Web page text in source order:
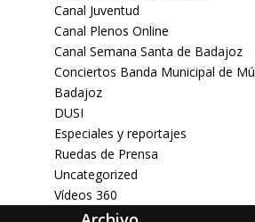
Canal Juventud
Canal Plenos Online
Canal Semana Santa de Badajoz
Conciertos Banda Municipal de
Badajoz
DUSI
Especiales y reportajes
Ruedas de Prensa
Uncategorized
Vídeos 360